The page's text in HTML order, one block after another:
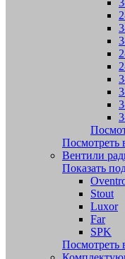
Посмотреть
Вентили
Показать
Stout
Luxor
Far
SPK
Посмотреть